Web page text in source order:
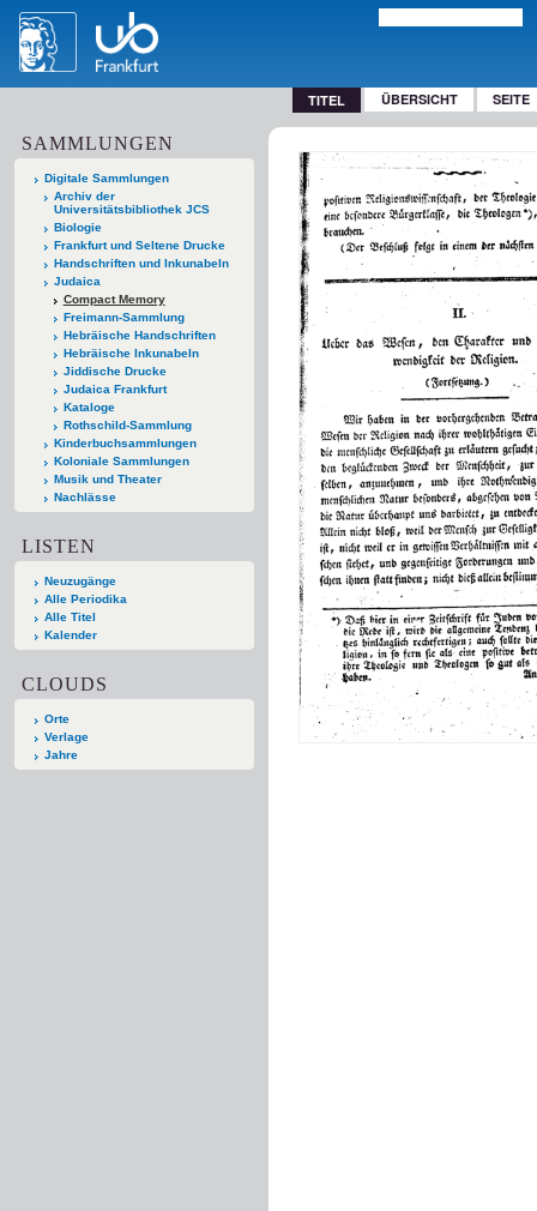
TITEL ÜBERSICHT SEITE
SAMMLUNGEN
Digitale Sammlungen
Archiv der
Universitätsbibliothek JCS
Biologie
Frankfurt und Seltene Drucke
Handschriften und Inkunabeln
Judaica
Compact Memory
Freimann-Sammlung
Hebräische Handschriften
Hebräische Inkunabeln
Jiddische Drucke
Judaica Frankfurt
Kataloge
Rothschild-Sammlung
Kinderbuchsammlungen
Koloniale Sammlungen
Musik und Theater
Nachlässe
LISTEN
Neuzugänge
Alle Periodika
Alle Titel
Kalender
CLOUDS
Orte
Verlage
Jahre